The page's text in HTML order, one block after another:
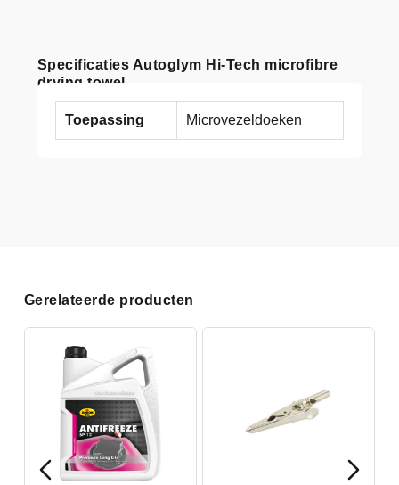
Specificaties Autoglym Hi-Tech microfibre
drying towel
Toepassing Microvezeldoeken
Gerelateerde producten